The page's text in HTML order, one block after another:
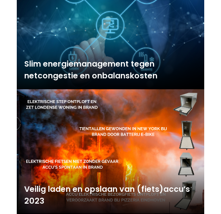
Slim energiemanagement tegen
netcongestie en onbalanskosten
Veilig laden en opslaan van (fiets)accu’s
2023